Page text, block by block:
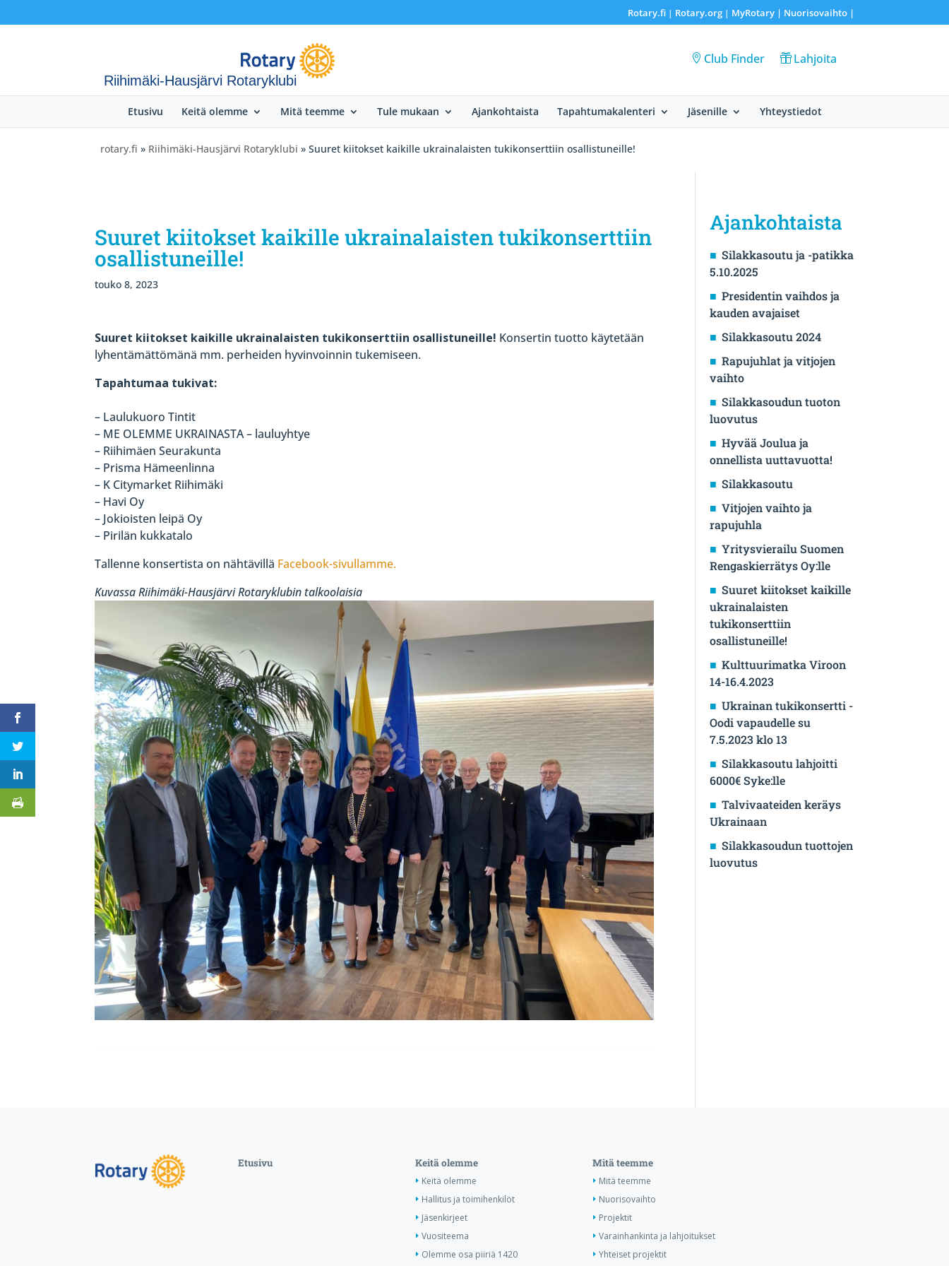
Rotary.fi| Rotary.org| MyRotary | Nuorisovaihto|
Riihimäki-Hausjärvi Rotaryklubi
Club Finder Lahjoita
Etusivu Keitä olemme Mitä teemme Tule mukaan Ajankohtaista Tapahtumakalenteri Jäsenille Yhteystiedot
rotary.fi » Riihimäki-Hausjärvi Rotaryklubi » Suuret kiitokset kaikille ukrainalaisten tukikonserttiin osallistuneille!
Suuret kiitokset kaikille ukrainalaisten tukikonserttiin
osallistuneille!
touko 8, 2023
Suuret kiitokset kaikille ukrainalaisten tukikonserttiin osallistuneille! Konsertin tuotto käytetään
lyhentämättömänä mm. perheiden hyvinvoinnin tukemiseen.
Tapahtumaa tukivat:
– Laulukuoro Tintit
– ME OLEMME UKRAINASTA – lauluyhtye
– Riihimäen Seurakunta
– Prisma Hämeenlinna
– K Citymarket Riihimäki
– Havi Oy
– Jokioisten leipä Oy
– Pirilän kukkatalo
Tallenne konsertista on nähtävillä Facebook-sivullamme.
Kuvassa Riihimäki-Hausjärvi Rotaryklubin talkoolaisia
Ajankohtaista
Silakkasoutu ja -patikka
5.10.2025
Presidentin vaihdos ja
kauden avajaiset
Silakkasoutu 2024
Rapujuhlat ja vitjojen
vaihto
Silakkasoudun tuoton
luovutus
Hyvää Joulua ja
onnellista uuttavuotta!
Silakkasoutu
Vitjojen vaihto ja
rapujuhla
Yritysvierailu Suomen
Rengaskierrätys Oy:lle
Suuret kiitokset kaikille
ukrainalaisten
tukikonserttiin
osallistuneille!
Kulttuurimatka Viroon
14-16.4.2023
Ukrainan tukikonsertti -
Oodi vapaudelle su
7.5.2023 klo 13
Silakkasoutu lahjoitti
6000€ Syke:lle
Talvivaateiden keräys
Ukrainaan
Silakkasoudun tuottojen
luovutus
Etusivu Keitä olemme
Keitä olemme
Hallitus ja toimihenkilöt
Jäsenkirjeet
Vuositeema
Olemme osa piiriä 1420
Mitä teemme
Mitä teemme
Nuorisovaihto
Projektit
Varainhankinta ja lahjoitukset
Yhteiset projektit